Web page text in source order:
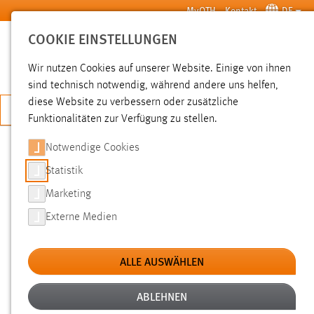
Zum Hauptinhalt springen MyOTH Kontakt DE
SUCHE
JETZT BEWERBEN
SUCHE
FILTER
Typ
Erstellungsdatum
COOKIE EINSTELLUNGEN
Wir nutzen Cookies auf unserer Website. Einige von ihnen
sind technisch notwendig, während andere uns helfen,
diese Website zu verbessern oder zusätzliche
Funktionalitäten zur Verfügung zu stellen.
Notwendige Cookies
Statistik
Marketing
Externe Medien
ALLE AUSWÄHLEN
ABLEHNEN